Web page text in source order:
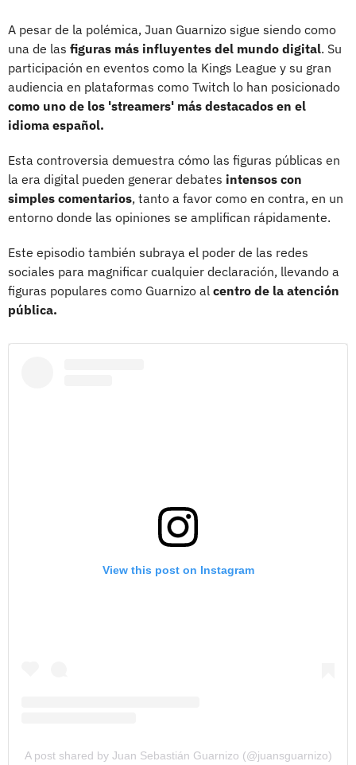
A pesar de la polémica, Juan Guarnizo sigue siendo como
una de las figuras más influyentes del mundo digital. Su
participación en eventos como la Kings League y su gran
audiencia en plataformas como Twitch lo han posicionado
como uno de los 'streamers' más destacados en el
idioma español.
Esta controversia demuestra cómo las figuras públicas en
la era digital pueden generar debates intensos con
simples comentarios, tanto a favor como en contra, en un
entorno donde las opiniones se amplifican rápidamente.
Este episodio también subraya el poder de las redes
sociales para magnificar cualquier declaración, llevando a
figuras populares como Guarnizo al centro de la atención
pública.
View this post on Instagram
A post shared by Juan Sebastián Guarnizo (@juansguarnizo)